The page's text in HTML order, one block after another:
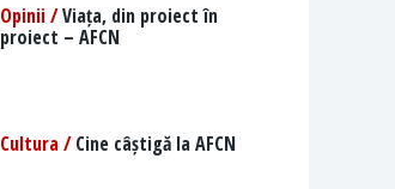
Opinii /Viața, din proiect în
proiect – AFCN
Cultura /Cine câștigă la AFCN